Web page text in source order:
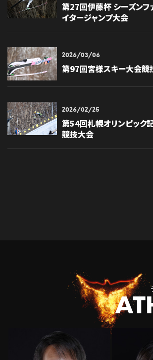
第27回伊藤杯 シーズンフ
イタージャンプ大会
2026/03/06
第97回宮様スキー大会競
2026/02/25
第54回札幌オリンピック
競技大会